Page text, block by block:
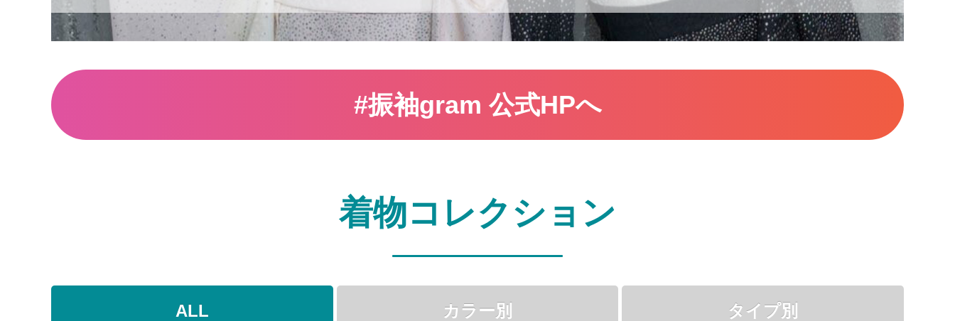
#振袖gram 公式HPへ
着物コレクション
ALL カラー別 タイプ別